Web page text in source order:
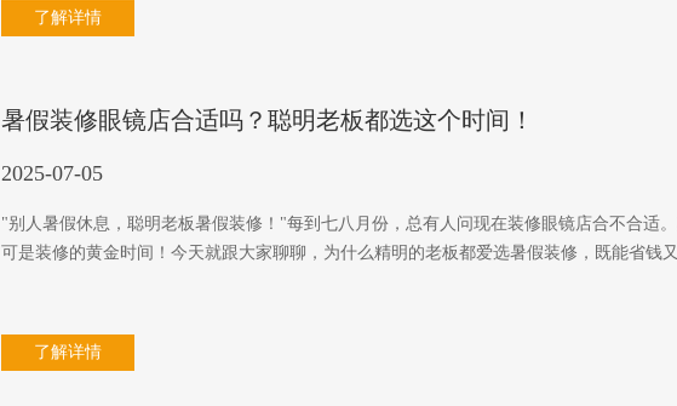
了解详情
暑假装修眼镜店合适吗？聪明老板都选这个时间！
2025-07-05
"别人暑假休息，聪明老板暑假装修！"每到七八月份，总有人问现在装修眼镜店合不合适
可是装修的黄金时间！今天就跟大家聊聊，为什么精明的老板都爱选暑假装修，既能省钱
了解详情